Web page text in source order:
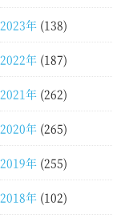
2023年 (138)
2022年 (187)
2021年 (262)
2020年 (265)
2019年 (255)
2018年 (102)